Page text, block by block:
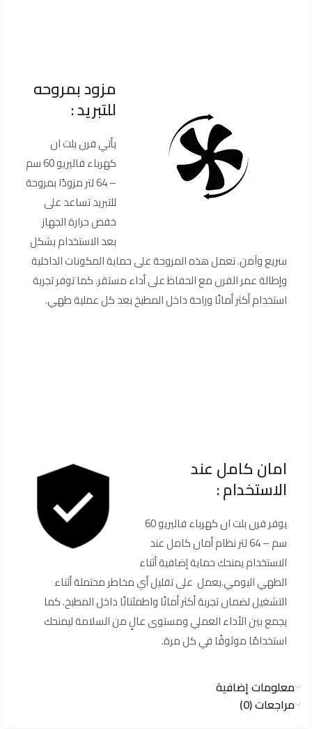
مزود بمروحه
للتبريد :
يأتي فرن بلت ان
كهرباء فاليريو 60 سم
– 64 لتر مزودًا بمروحة
للتبريد تساعد على
خفض حرارة الجهاز
بعد الاستخدام بشكل
سريع وآمن. تعمل هذه المروحة على حماية المكونات الداخلية
وإطالة عمر الفرن مع الحفاظ على أداء مستقر. كما توفر تجربة
استخدام أكثر أمانًا وراحة داخل المطبخ بعد كل عملية طهي.
امان كامل عند
الاستخدام :
يوفر فرن بلت ان كهرباء فاليريو 60
سم – 64 لتر نظام أمان كامل عند
الاستخدام يمنحك حماية إضافية أثناء
الطهي اليومي.يعمل على تقليل أي مخاطر محتملة أثناء
التشغيل لضمان تجربة أكثر أمانًا واطمئنانًا داخل المطبخ. كما
يجمع بين الأداء العملي ومستوى عالٍ من السلامة ليمنحك
استخدامًا موثوقًا في كل مرة.
معلومات إضافية
مراجعات (0)